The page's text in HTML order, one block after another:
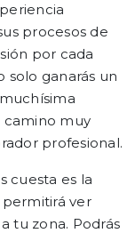
procesos de
por cada
ganarás un
camino muy
profesional.
cuesta es la
ver
tu zona. Podrás